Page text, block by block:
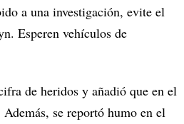
a una investigación, evite el
Esperen vehículos de
de heridos y añadió que en el
se reportó humo en el